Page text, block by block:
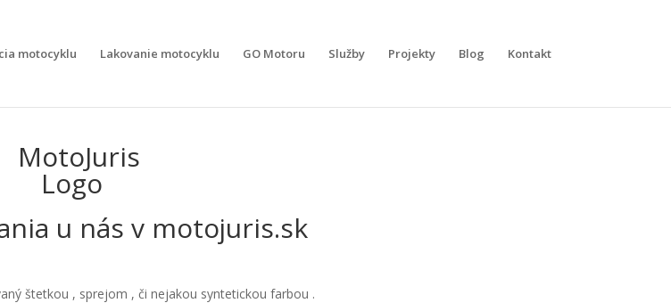
motocyklu Lakovanie motocyklu GO Motoru Služby Projekty Blog Kontakt
u nás v motojuris.sk
štetkou , sprejom , či nejakou syntetickou farbou .